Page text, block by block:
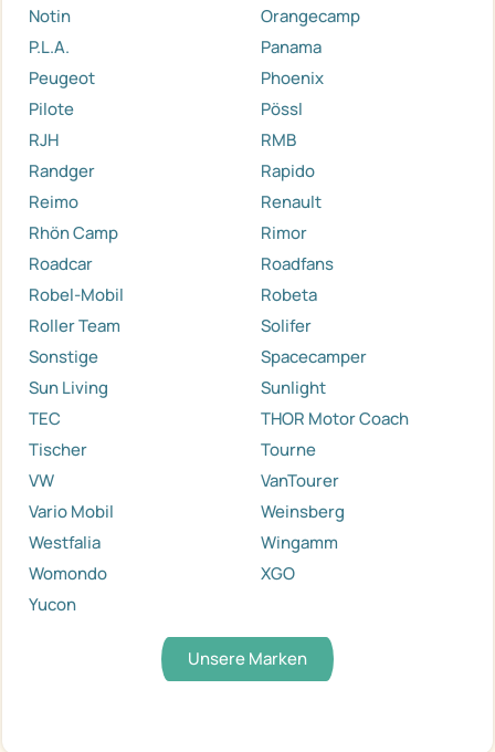
Notin
Orangecamp
P.L.A.
Panama
Peugeot
Phoenix
Pilote
Pössl
RJH
RMB
Randger
Rapido
Reimo
Renault
Rhön Camp
Rimor
Roadcar
Roadfans
Robel-Mobil
Robeta
Roller Team
Solifer
Sonstige
Spacecamper
Sun Living
Sunlight
TEC
THOR Motor Coach
Tischer
Tourne
VW
VanTourer
Vario Mobil
Weinsberg
Westfalia
Wingamm
Womondo
XGO
Yucon
Unsere Marken